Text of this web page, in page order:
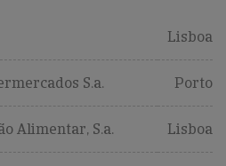
Lisboa
S.a. Porto
Alimentar, S.a. Lisboa